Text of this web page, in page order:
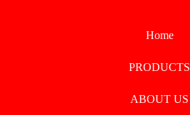
Home
PRODUCTS
ABOUT US